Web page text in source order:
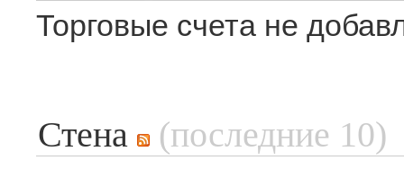
Торговые счета не
Стена (последние 10)